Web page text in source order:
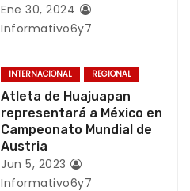
Ene 30, 2024
Informativo6y7
INTERNACIONAL REGIONAL
Atleta de Huajuapan
representará a México en
Campeonato Mundial de
Austria
Jun 5, 2023
Informativo6y7